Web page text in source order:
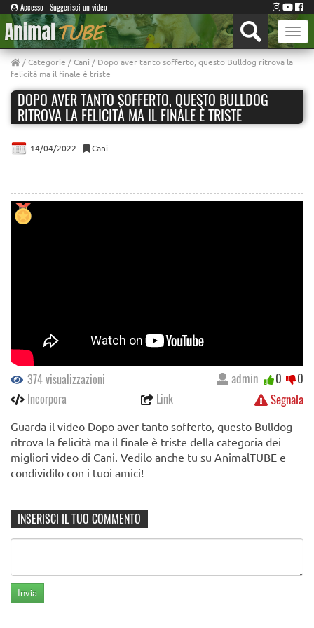
Accesso Suggerisci un video
Toggle
/Categorie /Cani / Dopo aver tanto sofferto, questo Bulldog ritrova la
felicità ma il finale è triste
DOPO AVER TANTO SOFFERTO, QUESTO BULLDOG
RITROVA LA FELICITÀ MA IL FINALE È TRISTE
14/04/2022 - Cani
374 visualizzazioni
Incorpora
Link Segnala
admin 0 0
Guarda il video Dopo aver tanto sofferto, questo Bulldog
ritrova la felicità ma il finale è triste della categoria dei
migliori video di Cani. Vedilo anche tu su AnimalTUBE e
condividilo con i tuoi amici!
INSERISCI IL TUO COMMENTO